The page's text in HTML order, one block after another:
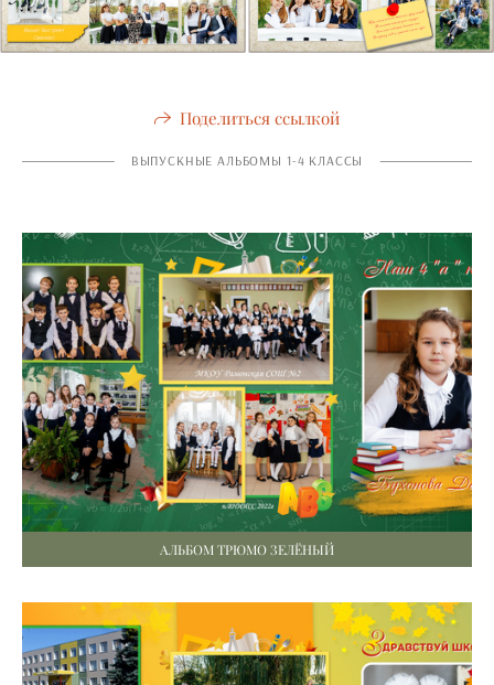
Поделиться ссылкой
ВЫПУСКНЫЕ АЛЬБОМЫ 1-4 КЛАССЫ
АЛЬБОМ ТРЮМО ЗЕЛЁНЫЙ